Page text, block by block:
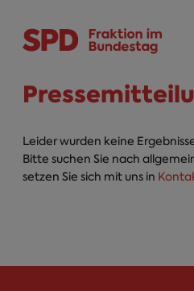
Leider wurden keine
Bitte suchen Sie nach
setzen Sie sich mit uns in